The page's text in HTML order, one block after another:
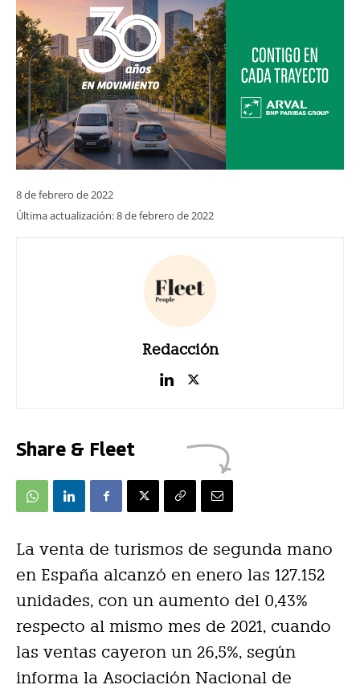
8 de febrero de 2022
Última actualización:8 de febrero de 2022
Redacción
Share & Fleet
La venta de turismos de segunda mano
en España alcanzó en enero las 127.152
unidades, con un aumento del 0,43%
respecto al mismo mes de 2021, cuando
las ventas cayeron un 26,5%, según
informa la Asociación Nacional de